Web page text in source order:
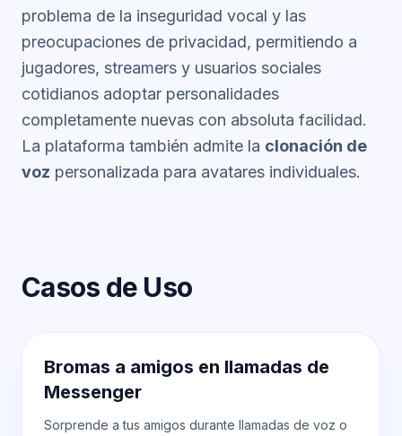
problema de la inseguridad vocal y las
preocupaciones de privacidad, permitiendo a
jugadores, streamers y usuarios sociales
cotidianos adoptar personalidades
completamente nuevas con absoluta facilidad.
La plataforma también admite la clonación de
voz personalizada para avatares individuales.
Casos de Uso
Bromas a amigos en llamadas de
Messenger
Sorprende a tus amigos durante llamadas de voz o